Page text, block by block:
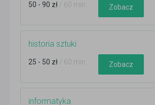
50 - 90 zł / 60 min Zobacz
historia sztuki
25 - 50 zł / 60 min Zobacz
informatyka